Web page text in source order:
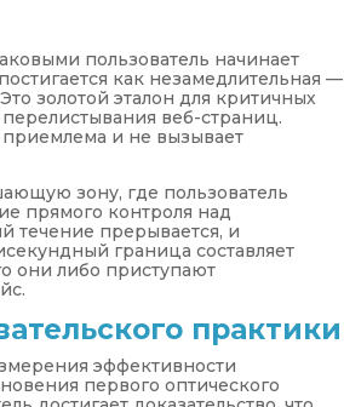
пользователь начинает
как незамедлительная —
золотой эталон для критичных
веб-страниц.
и не вызывает
зону, где пользователь
прямого контроля над
течение прерывается, и
граница составляет
они либо приступают
практики
эффективности
первого оптического